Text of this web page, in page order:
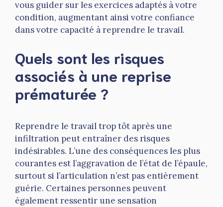
vous guider sur les exercices adaptés à votre
condition, augmentant ainsi votre confiance
dans votre capacité à reprendre le travail.
Quels sont les risques
associés à une reprise
prématurée ?
Reprendre le travail trop tôt après une
infiltration peut entraîner des risques
indésirables. L’une des conséquences les plus
courantes est l’aggravation de l’état de l’épaule,
surtout si l’articulation n’est pas entièrement
guérie. Certaines personnes peuvent
également ressentir une sensation